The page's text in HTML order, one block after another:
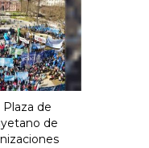
Plaza de
de